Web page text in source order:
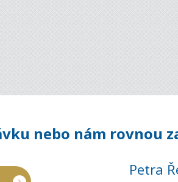
nebo nám rovnou
Petra